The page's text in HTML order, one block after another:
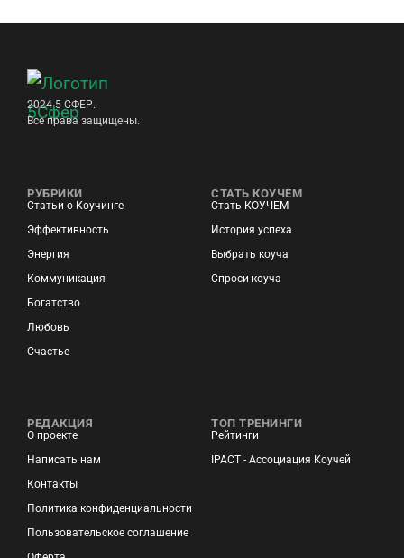
2024 5 СФЕР.
Все права защищены.
РУБРИКИ
Статьи о Коучинге
Эффективность
Энергия
Коммуникация
Богатство
Любовь
Счастье
СТАТЬ КОУЧЕМ
Стать КОУЧЕМ
История успеха
Выбрать коуча
Спроси коуча
РЕДАКЦИЯ
О проекте
Написать нам
Контакты
Политика конфиденциальности
Пользовательское соглашение
ТОП ТРЕНИНГИ
Рейтинги
IPACT - Ассоциация Коучей